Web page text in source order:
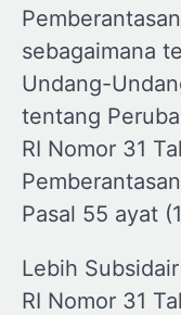
sebagaimana
Undang-
tentang
RI Nomor 31
Pasal 55 ayat
Lebih
RI Nomor 31